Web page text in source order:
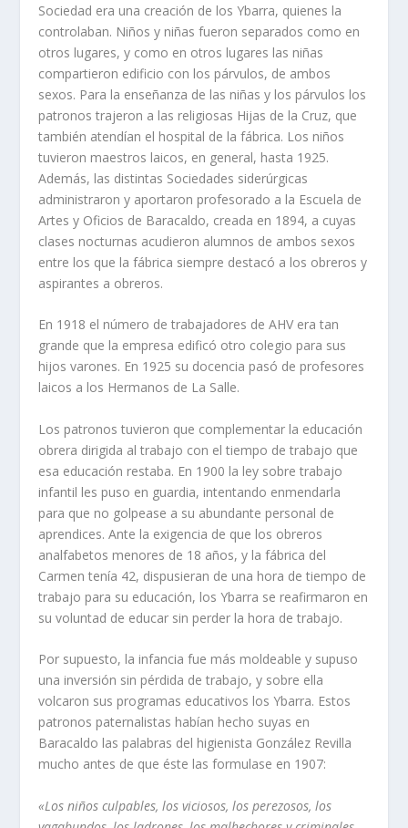
Sociedad era una creación de los Ybarra, quienes la
controlaban. Niños y niñas fueron separados como en
otros lugares, y como en otros lugares las niñas
compartieron edificio con los párvulos, de ambos
sexos. Para la enseñanza de las niñas y los párvulos los
patronos trajeron a las religiosas Hijas de la Cruz, que
también atendí­an el hospital de la fábrica. Los niños
tuvieron maestros laicos, en general, hasta 1925.
Además, las distintas Sociedades siderúrgicas
administraron y aportaron profesorado a la Escuela de
Artes y Oficios de Baracaldo, creada en 1894, a cuyas
clases nocturnas acudieron alumnos de ambos sexos
entre los que la fábrica siempre destacó a los obreros y
aspirantes a obreros.
En 1918 el número de trabajadores de AHV era tan
grande que la empresa edificó otro colegio para sus
hijos varones. En 1925 su docencia pasó de profesores
laicos a los Hermanos de La Salle.
Los patronos tuvieron que complementar la educación
obrera dirigida al trabajo con el tiempo de trabajo que
esa educación restaba. En 1900 la ley sobre trabajo
infantil les puso en guardia, intentando enmendarla
para que no golpease a su abundante personal de
aprendices. Ante la exigencia de que los obreros
analfabetos menores de 18 años, y la fábrica del
Carmen tení­a 42, dispusieran de una hora de tiempo de
trabajo para su educación, los Ybarra se reafirmaron en
su voluntad de educar sin perder la hora de trabajo.
Por supuesto, la infancia fue más moldeable y supuso
una inversión sin pérdida de trabajo, y sobre ella
volcaron sus programas educativos los Ybarra. Estos
patronos paternalistas habí­an hecho suyas en
Baracaldo las palabras del higienista González Revilla
mucho antes de que éste las formulase en 1907:
«Los niños culpables, los viciosos, los perezosos, los